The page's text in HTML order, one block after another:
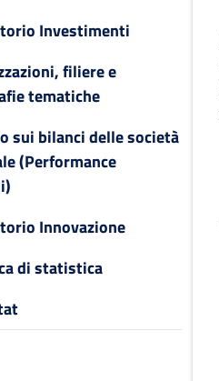
Investimenti
filiere e
tematiche
sui bilanci delle società
(Performance
Innovazione
di statistica